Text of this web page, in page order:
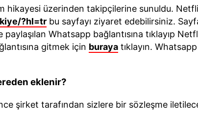
üzerinden takipçilerine sunuldu.
?hl=tr bu sayfayı ziyaret edebilirsiniz.
Whatsapp bağlantısına tıklayıp
gitmek için buraya tıklayın.
eklenir?
şirket tarafından sizlere bir sözleşme